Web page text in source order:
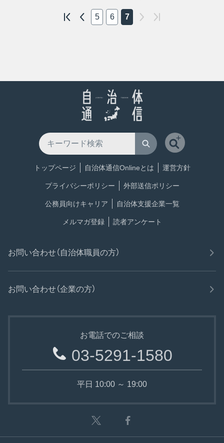
5 6 7
トップページ 自治体通信Onlineとは 運営方針
プライバシーポリシー 外部送信ポリシー
公務員向けキャリア 自治体支援企業一覧
メルマガ登録 読者アンケート
お問い合わせ（自治体職員の方）
お問い合わせ（企業の方）
お電話でのご相談
03-5291-1580
平日 10:00 ～ 19:00